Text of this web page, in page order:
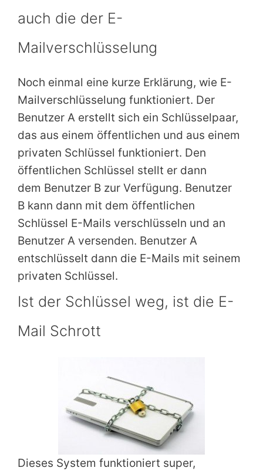
auch die der E-
Mailverschlüsselung
Noch einmal eine kurze Erklärung, wie E-
Mailverschlüsselung funktioniert. Der
Benutzer A erstellt sich ein Schlüsselpaar,
das aus einem öffentlichen und aus einem
privaten Schlüssel funktioniert. Den
öffentlichen Schlüssel stellt er dann
dem Benutzer B zur Verfügung. Benutzer
B kann dann mit dem öffentlichen
Schlüssel E-Mails verschlüsseln und an
Benutzer A versenden. Benutzer A
entschlüsselt dann die E-Mails mit seinem
privaten Schlüssel.
Ist der Schlüssel weg, ist die E-
Mail Schrott
Dieses System funktioniert super,